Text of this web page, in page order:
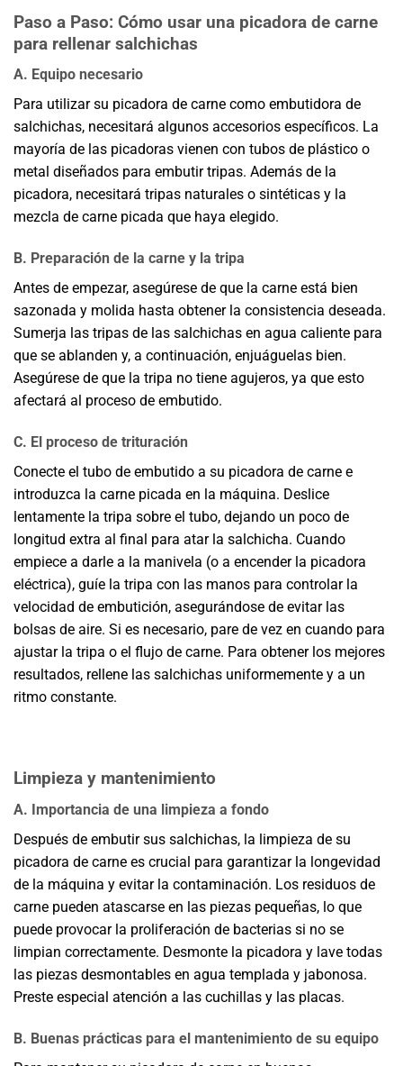
Paso a Paso: Cómo usar una picadora de carne
para rellenar salchichas
A. Equipo necesario
Para utilizar su picadora de carne como embutidora de
salchichas, necesitará algunos accesorios específicos. La
mayoría de las picadoras vienen con tubos de plástico o
metal diseñados para embutir tripas. Además de la
picadora, necesitará tripas naturales o sintéticas y la
mezcla de carne picada que haya elegido.
B. Preparación de la carne y la tripa
Antes de empezar, asegúrese de que la carne está bien
sazonada y molida hasta obtener la consistencia deseada.
Sumerja las tripas de las salchichas en agua caliente para
que se ablanden y, a continuación, enjuáguelas bien.
Asegúrese de que la tripa no tiene agujeros, ya que esto
afectará al proceso de embutido.
C. El proceso de trituración
Conecte el tubo de embutido a su picadora de carne e
introduzca la carne picada en la máquina. Deslice
lentamente la tripa sobre el tubo, dejando un poco de
longitud extra al final para atar la salchicha. Cuando
empiece a darle a la manivela (o a encender la picadora
eléctrica), guíe la tripa con las manos para controlar la
velocidad de embutición, asegurándose de evitar las
bolsas de aire. Si es necesario, pare de vez en cuando para
ajustar la tripa o el flujo de carne. Para obtener los mejores
resultados, rellene las salchichas uniformemente y a un
ritmo constante.
Limpieza y mantenimiento
A. Importancia de una limpieza a fondo
Después de embutir sus salchichas, la limpieza de su
picadora de carne es crucial para garantizar la longevidad
de la máquina y evitar la contaminación. Los residuos de
carne pueden atascarse en las piezas pequeñas, lo que
puede provocar la proliferación de bacterias si no se
limpian correctamente. Desmonte la picadora y lave todas
las piezas desmontables en agua templada y jabonosa.
Preste especial atención a las cuchillas y las placas.
B. Buenas prácticas para el mantenimiento de su equipo